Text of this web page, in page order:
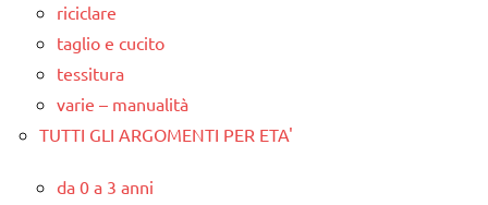
riciclare
taglio e cucito
tessitura
varie – manualità
TUTTI GLI ARGOMENTI PER ETA'
da 0 a 3 anni